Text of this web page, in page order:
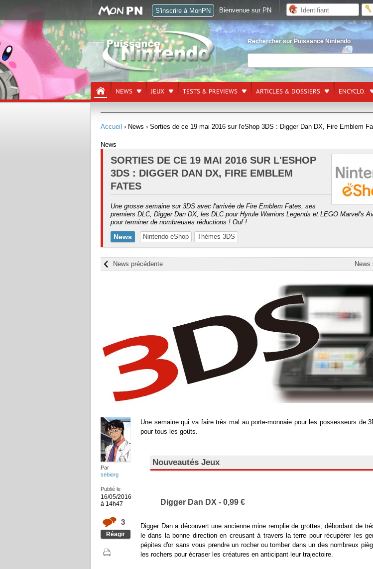
Rechercher sur Puissance Nintendo
NEWS JEUX TESTS & PREVIEWS ARTICLES & DOSSIERS ENCYCLO.
Accueil › News › Sorties de ce 19 mai 2016 sur l'eShop 3DS : Digger Dan DX, Fire Emblem
News
SORTIES DE CE 19 MAI 2016 SUR L'ESHOP
3DS : DIGGER DAN DX, FIRE EMBLEM
FATES
Une grosse semaine sur 3DS avec l'arrivée de Fire Emblem Fates, ses
premiers DLC, Digger Dan DX, les DLC pour Hyrule Warriors Legends et LEGO Marvel's
pour terminer de nombreuses réductions ! Ouf !
News Nintendo eShop Thèmes 3DS
News
News précédente
Par
sebiorg
Publié le
16/05/2016
à 14h47
3
Réagir
Une semaine qui va faire très mal au porte-monnaie pour les possesseurs de
pour tous les goûts.
Nouveautés Jeux
Digger Dan DX - 0,99 €
Digger Dan a découvert une ancienne mine remplie de grottes, débordant de
le dans la bonne direction en creusant à travers la terre pour récupérer les
pépites d'or sans vous prendre un rocher ou tomber dans un des nombreux
les rochers pour écraser les créatures en anticipant leur trajectoire.
S'inscrire à MonPN Bienvenue sur PN